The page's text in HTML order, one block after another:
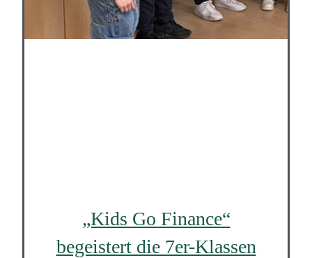
„Kids Go Finance“
begeistert die 7er-Klassen